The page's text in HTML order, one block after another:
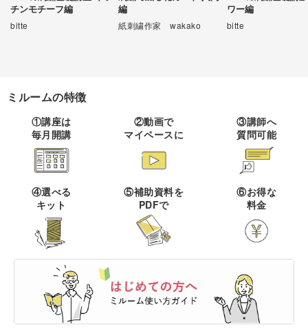
伝統刺繍
刺し子
クロスステッチ
オートクチュール刺繍
リボン刺繍
ビーズ刺繍
フランス刺繍
ソウタシエ
棒針編み
マクラメ
クラフトバンド
あみぐるみ
すべて
布小物
和裁
洋裁
すべて
ボールペンイラスト
アクリル絵の具
アルコールインクアート
コピック
パステルアート
ミニチュア・クレイ
フェイクスイーツ
ミニチュアフード
ミニチュア雑貨
ドール服
ドールハウス
ネイル検定
ネイルケア
ジェルネイル
プラバンアクセサリー
レジンアクセサリー
ワイヤーアクセサリー
ビーズアクセサリー
キャンドル
すべて
キャンドルホルダー
マーブルキャンドル
スイーツキャンドル
ソイキャンドル
すべて
カリグラフィー
レタリング
絵付け・ペインティ
ング
すべて
ポーセラーツ
トールペイント
上絵付け
すべて
ペン字
ペーパークラフト
すべて
ペーパーアート
切り絵
ハンドメイド
すべて
石鹸作り
羊毛フェルト
ライフスタイル
整理収納・片付け
フィットネス
クッキング ビジネス
カメラ・写真
チンモチーフ編
bitte
編
紙刺繍作家 wakako
ワー編
bitte
ミルームの特徴
①講座は
毎月開講
②動画で
マイペースに
③講師へ
質問可能
④選べる
キット
⑤補助資料を
PDFで
⑥お得な
料金